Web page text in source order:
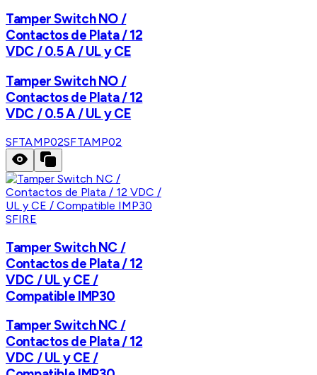
Tamper Switch NO /
Contactos de Plata / 12
VDC / 0.5 A / UL y CE
Tamper Switch NO /
Contactos de Plata / 12
VDC / 0.5 A / UL y CE
SFTAMP02SFTAMP02
SFIRE
Tamper Switch NC /
Contactos de Plata / 12
VDC / UL y CE /
Compatible IMP30
Tamper Switch NC /
Contactos de Plata / 12
VDC / UL y CE /